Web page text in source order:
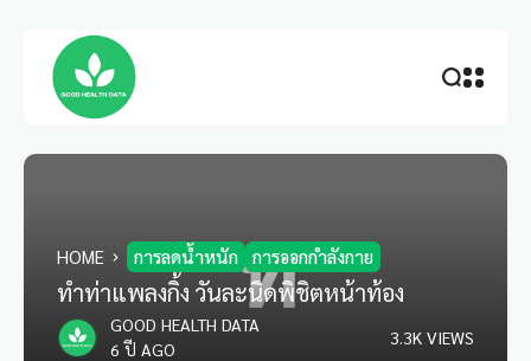
ท
HOME การลดน้ำหนัก การออกกำลังกาย
ทำท่าแพลงกิ้ง วันละนิดพิชิตหน้าท้อง
GOOD HEALTH DATA
6 ปี AGO
3.3K VIEWS